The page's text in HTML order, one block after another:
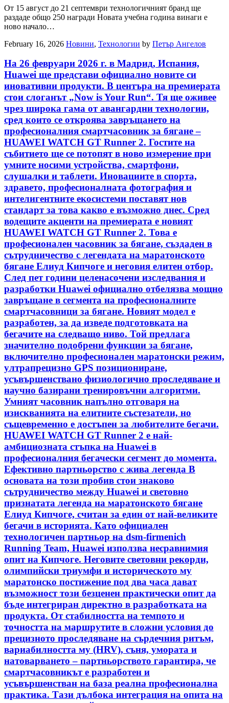
От 15 август до 21 септември технологичният бранд ще
раздаде общо 250 награди Новата учебна година винаги е
ново начало…
February 16, 2026 Новини, Технологии by Петър Ангелов
На 26 февруари 2026 г. в Мадрид, Испания,
Huawei ще представи официално новите си
иновативни продукти. В центъра на премиерата
стои слоганът „Now is Your Run“. Тя ще оживее
чрез широка гама от авангардни технологии,
сред които се откроява завръщането на
професионалния смартчасовник за бягане –
HUAWEI WATCH GT Runner 2. Гостите на
събитието ще се потопят в ново измерение при
умните носими устройства, смартфони,
слушалки и таблети. Иновациите в спорта,
здравето, професионалната фотография и
интелигентните екосистеми поставят нов
стандарт за това какво е възможно днес. Сред
водещите акценти на премиерата е новият
HUAWEI WATCH GT Runner 2. Това е
професионален часовник за бягане, създаден в
сътрудничество с легендата на маратонското
бягане Елиуд Кипчоге и неговия елитен отбор.
След пет години целенасочени изследвания и
разработки Huawei официално отбелязва мощно
завръщане в сегмента на професионалните
смартчасовници за бягане. Новият модел е
разработен, за да изведе подготовката на
бегачите на следващо ниво. Той предлага
значително подобрени функции за бягане,
включително професионален маратонски режим,
ултрапрецизно GPS позициониране,
усъвършенствано физиологично проследяване и
научно базирани тренировъчни алгоритми.
Умният часовник напълно отговаря на
изискванията на елитните състезатели, но
същевременно е достъпен за любителите бегачи.
HUAWEI WATCH GT Runner 2 е най-
амбициозната стъпка на Huawei в
професионалния бегачески сегмент до момента.
Ефективно партньорство с жива легенда В
основата на този пробив стои знаково
сътрудничество между Huawei и световно
признатата легенда на маратонското бягане
Елиуд Кипчоге, считан за един от най-великите
бегачи в историята. Като официален
технологичен партньор на dsm-firmenich
Running Team, Huawei използва несравнимия
опит на Кипчоге. Неговите световни рекорди,
олимпийски триумфи и историческото му
маратонско постижение под два часа дават
възможност този безценен практически опит да
бъде интегриран директно в разработката на
продукта. От стабилността на темпото и
точността на маршрутите в сложни условия до
прецизното проследяване на сърдечния ритъм,
вариабилността му (HRV), съня, умората и
натоварването – партньорството гарантира, че
смартчасовникът е разработен и
усъвършенстван на база реална професионална
практика. Тази дълбока интеграция на опита на